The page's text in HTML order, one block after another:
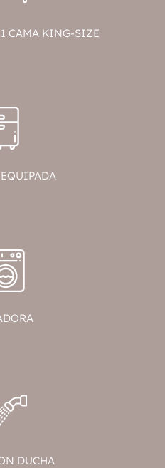
CAMA KING-SIZE
DUCHA